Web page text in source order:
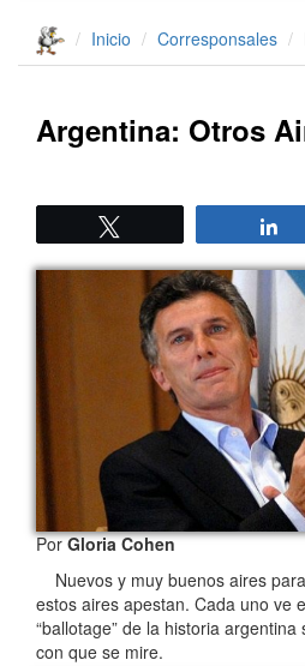
Inicio Corresponsales
Argentina: Otros
PorGloria Cohen
Nuevos y muy buenos aires
estos aires apestan. Cada uno ve
“ballotage” de la historia
con que se mire.